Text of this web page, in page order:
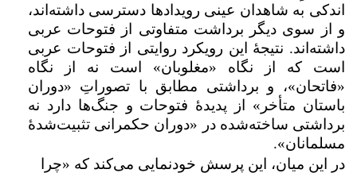
اندکی به شاهدان عینی رویدادها دسترسی داشته‌اند،
و از سوی دیگر برداشت متفاوتی از فتوحات عربی
داشته‌اند. نتیجهٔ این رویکرد روایتی از فتوحات عربی
است که از نگاه «مغلوبان» است نه از نگاه
«فاتحان»، و برداشتی مطابق با تصوراتِ «دوران
باستان متأخر» از پدیدهٔ فتوحات و جنگ‌ها دارد نه
برداشتی ساخته‌شده در «دوران حکمرانی تثبیت‌شدهٔ
مسلمانان».
در این میان، این پرسش خودنمایی می‌کند که «چرا